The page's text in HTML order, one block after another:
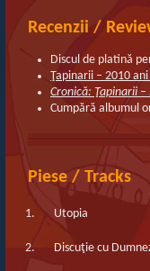
Recenzii /
Discul de platină
Ţapinarii – 2010
Cronică: Ţapinarii
Cumpără albumul
Piese / Tracks
1. Utopia
2. Discuţie cu